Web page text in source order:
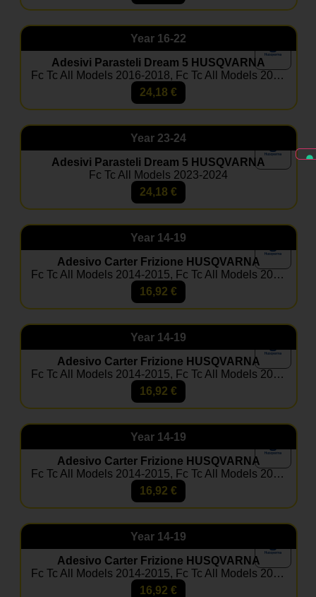
Posso aggiungere il coprisella?
Sì, nella maggior parte dei kit è disponibile come
optional coordinato.
Year 16-22
Adesivi Parasteli Dream 5 HUSQVARNA
Fc Tc All Models 2016-2018, Fc Tc All Models 2019-2022, Te Fe All Models 2017-2019
24,18€
Year 23-24
Adesivi Parasteli Dream 5 HUSQVARNA
Fc Tc All Models 2023-2024
24,18€
Year 14-19
Adesivo Carter Frizione HUSQVARNA
Fc Tc All Models 2014-2015, Fc Tc All Models 2016-2018, Te Fe All Models 2014-2016, Te Fe All Models 2017-2019
16,92€
Year 14-19
Adesivo Carter Frizione HUSQVARNA
Fc Tc All Models 2014-2015, Fc Tc All Models 2016-2018, Te Fe All Models 2014-2016, Te Fe All Models 2017-2019
16,92€
Year 14-19
Adesivo Carter Frizione HUSQVARNA
Fc Tc All Models 2014-2015, Fc Tc All Models 2016-2018, Te Fe All Models 2014-2016, Te Fe All Models 2017-2019
16,92€
Year 14-19
Adesivo Carter Frizione HUSQVARNA
Fc Tc All Models 2014-2015, Fc Tc All Models 2016-2018, Te Fe All Models 2014-2016, Te Fe All Models 2017-2019
16,92€